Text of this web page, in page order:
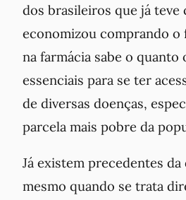
dos brasileiros que já teve
economizou comprando o
na farmácia sabe o quanto
essenciais para se ter
de diversas doenças,
parcela mais pobre da
Já existem precedentes
mesmo quando se trata